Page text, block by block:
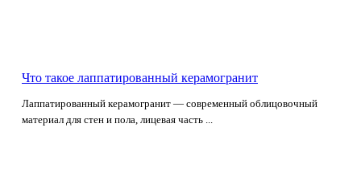
Что такое лаппатированный керамогранит
Лаппатированный керамогранит — современный облицовочный
материал для стен и пола, лицевая часть ...